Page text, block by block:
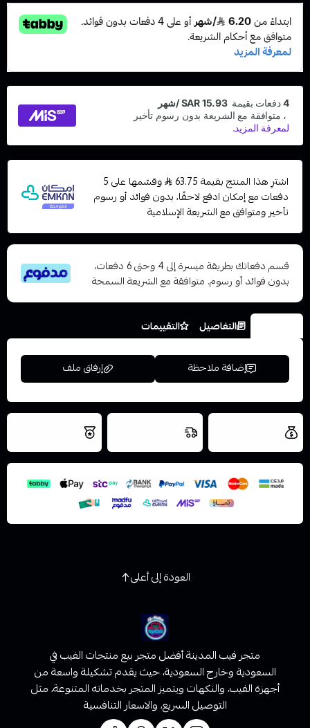
اشترِ هذا المنتج بقيمة 63.75
وقسّمها على 5
دفعات مع إمكان ادفع لاحقًا، بدون فوائد أو رسوم
تأخير ومتوافق مع الشريعة الإسلامية
قسم دفعاتك بطريقة ميسرة إلى 4 وحتى 6 دفعات،
بدون فوائد أو رسوم. متوافقة مع الشريعة السمحة
التفاصيل التقييمات
إضافة ملاحظة إرفاق ملف
اسحب و افلت الملف هنا
استعراض
نتميز بلجودة
العودة إلى أعلى
متجر فيب المدينة أفضل متجر بيع منتجات الفيب في
السعودية وخارج السعودية، حيث يقدم تشكيلة واسعة من
أجهزة الفيب، والنكهات ويتميز المتجر بخدماته المتنوعة، مثل
التوصيل السريع، والاسعار التنافسية